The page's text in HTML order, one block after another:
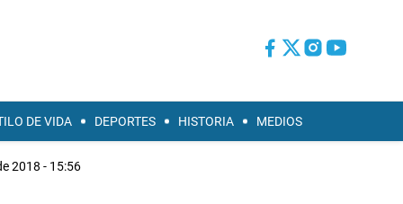
DE VIDA DEPORTES HISTORIA MEDIOS
2018 - 15:56